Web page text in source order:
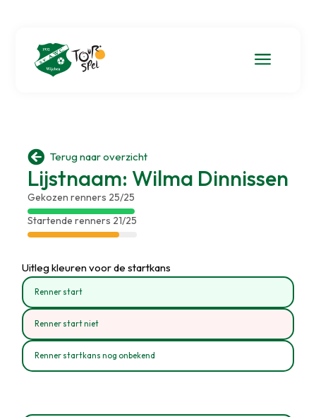
a
 Terug naar overzicht
Lijstnaam: Wilma Dinnissen
Gekozen renners 25/25
Startende renners 21/25
Uitleg kleuren voor de startkans
Renner start
Renner start niet
Renner startkans nog onbekend